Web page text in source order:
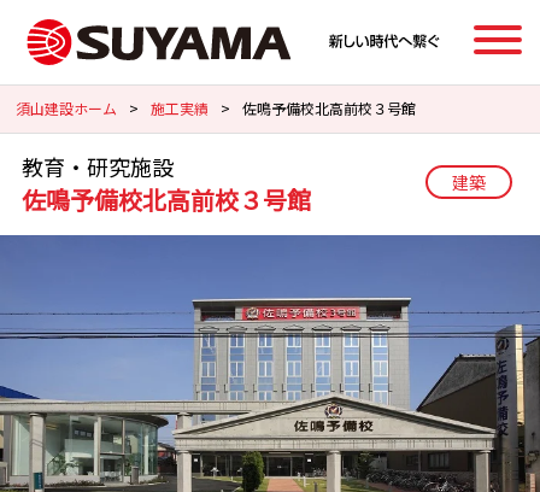
須山建設ホーム > 施工実績 > 佐鳴予備校北高前校３号館
教育・研究施設
佐鳴予備校北高前校３号館
建築